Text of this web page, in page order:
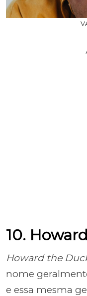
10. Howard
Howard the
nome
e essa mesma